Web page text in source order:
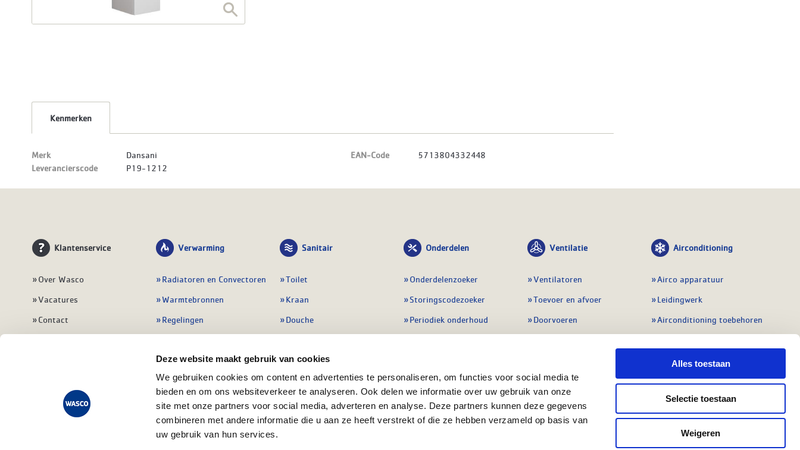
Deze website maakt gebruik van cookies
We gebruiken cookies om content en advertenties te personaliseren, om functies voor social media te
bieden en om ons websiteverkeer te analyseren. Ook delen we informatie over uw gebruik van onze
site met onze partners voor social media, adverteren en analyse. Deze partners kunnen deze gegevens
combineren met andere informatie die u aan ze heeft verstrekt of die ze hebben verzameld op basis van
uw gebruik van hun services.
Alles toestaan
Selectie toestaan
Weigeren
Kenmerken
Merk
Dansani
Leverancierscode
P19-1212
EAN-Code 5713804332448
Klantenservice
Over Wasco
Vacatures
Contact
Veelgestelde vragen
Verwarming
Radiatoren en Convectoren
Warmtebronnen
Regelingen
Leidingwerk
Warmwatertoestellen
Alle verwarming
Sanitair
Toilet
Kraan
Douche
Badmeubel
Afvoeren
Alle sanitair
Onderdelen
Onderdelenzoeker
Storingscodezoeker
Periodiek onderhoud
Preventie & detectie
Alle onderdelen
Ventilatie
Ventilatoren
Toevoer en afvoer
Doorvoeren
Regelingen
Airconditioning
Airco apparatuur
Leidingwerk
Airconditioning toebehoren
Regelapparatuur
Alle koeling